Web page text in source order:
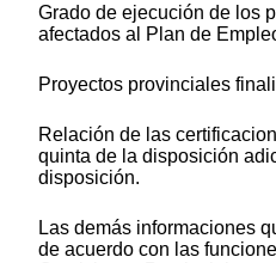
Grado de ejecución de los
afectados al Plan de
Proyectos provinciales
Relación de las
quinta de la disposición
disposición.
Las demás informaciones
de acuerdo con las